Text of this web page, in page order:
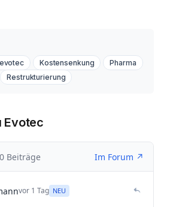
evotec Kostensenkung
Pharma
Restrukturierung
Evotec